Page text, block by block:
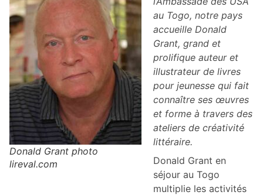
Donald Grant photo
lireval.com
au Togo, notre pays
accueille Donald
Grant, grand et
prolifique auteur et
illustrateur de livres
pour jeunesse qui fait
connaître ses œuvres
et forme à travers des
ateliers de créativité
littéraire.
Donald Grant en
séjour au Togo
multiplie les activités